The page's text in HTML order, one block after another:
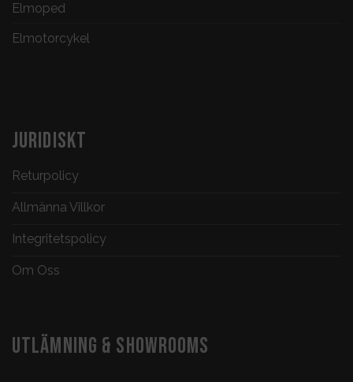
Elmoped
Elmotorcykel
JURIDISKT
Returpolicy
Allmänna Villkor
Integritetspolicy
Om Oss
UTLÄMNING & SHOWROOMS